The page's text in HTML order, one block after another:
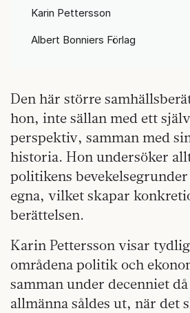
Karin Pettersson
Albert Bonniers Förlag
Den här större
hon, inte sällan med ett
perspektiv, samman med
historia. Hon undersöker
politikens
egna, vilket skapar
berättelsen.
Karin Pettersson visar
områdena politik och
samman under decenniet
allmänna såldes ut, när det